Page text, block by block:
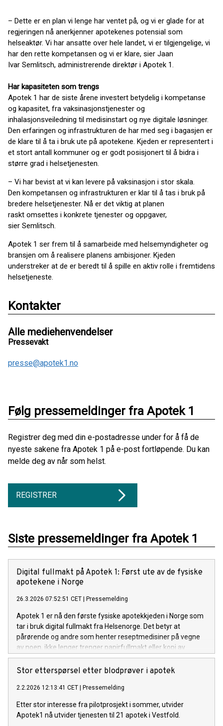
– Dette er en plan vi lenge har ventet på, og vi er glade for at
regjeringen nå anerkjenner apotekenes potensial som
helseaktør. Vi har ansatte over hele landet, vi er tilgjengelige, vi
har den rette kompetansen og vi er klare, sier Jaan
Ivar Semlitsch, administrerende direktør i Apotek 1.
Har kapasiteten som trengs
Apotek 1 har de siste årene investert betydelig i kompetanse
og kapasitet, fra vaksinasjonstjenester og
inhalasjonsveiledning til medisinstart og nye digitale løsninger.
Den erfaringen og infrastrukturen de har med seg i bagasjen er
de klare til å ta i bruk ute på apotekene. Kjeden er representert i
et stort antall kommuner og er godt posisjonert til å bidra i
større grad i helsetjenesten.
– Vi har bevist at vi kan levere på vaksinasjon i stor skala.
Den kompetansen og infrastrukturen er klar til å tas i bruk på
bredere helsetjenester. Nå er det viktig at planen
raskt omsettes i konkrete tjenester og oppgaver,
sier Semlitsch.
Apotek 1 ser frem til å samarbeide med helsemyndigheter og
bransjen om å realisere planens ambisjoner. Kjeden
understreker at de er beredt til å spille en aktiv rolle i fremtidens
helsetjeneste.
Kontakter
Alle mediehenvendelser
Pressevakt
presse@apotek1.no
Følg pressemeldinger fra Apotek 1
Registrer deg med din e-postadresse under for å få de
nyeste sakene fra Apotek 1 på e-post fortløpende. Du kan
melde deg av når som helst.
REGISTRER
Siste pressemeldinger fra Apotek 1
Digital fullmakt på Apotek 1: Først ute av de fysiske
apotekene i Norge
26.3.2026 07:52:51 CET Pressemelding
Apotek 1 er nå den første fysiske apotekkjeden i Norge som
tar i bruk digital fullmakt fra Helsenorge. Det betyr at
pårørende og andre som henter reseptmedisiner på vegne
av noen, ikke lenger trenger papirfullmakt eller kopi av
legitimasjon, bare sin egen legitimasjon.
Stor etterspørsel etter blodprøver i apotek
2.2.2026 12:13:41 CET Pressemelding
Etter stor interesse fra pilotprosjekt i sommer, utvider
Apotek1 nå utvider tjenesten til 21 apotek i Vestfold.